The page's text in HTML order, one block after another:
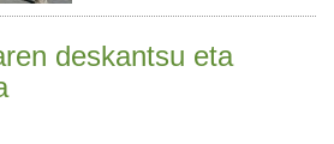
deskantsu eta